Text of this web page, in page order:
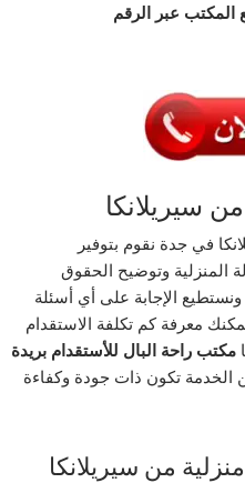
المكتب عبر الرقم
سيريلانكا
في جدة نقوم بتوفير
المنزلية وتوضيح الحقوق
ونستطيع الإجابة على أي أسئلة
يمكنك معرفة كم تكلفة الاستقدام
مكتب راحة البال للأستقدام بريدة
الخدمة تكون ذات جودة وكفاءة
من سيريلانكا